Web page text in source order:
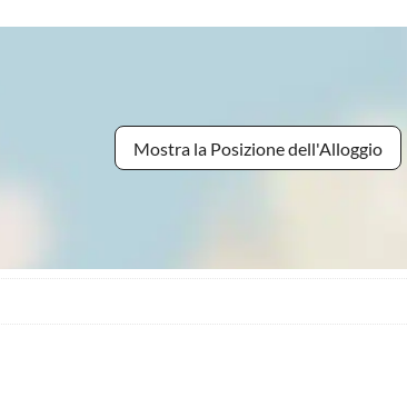
Mostra la Posizione dell'Alloggio